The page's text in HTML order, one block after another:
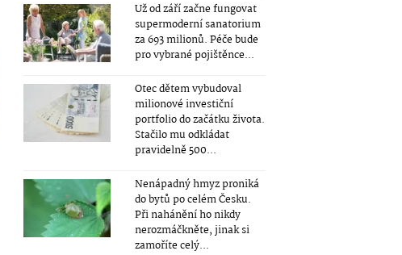
Už od září začne fungovat
supermoderní sanatorium
za 693 milionů. Péče bude
pro vybrané pojištěnce...
Otec dětem vybudoval
milionové investiční
portfolio do začátku života.
Stačilo mu odkládat
pravidelně 500...
Nenápadný hmyz proniká
do bytů po celém Česku.
Při nahánění ho nikdy
nerozmáčkněte, jinak si
zamoříte celý...